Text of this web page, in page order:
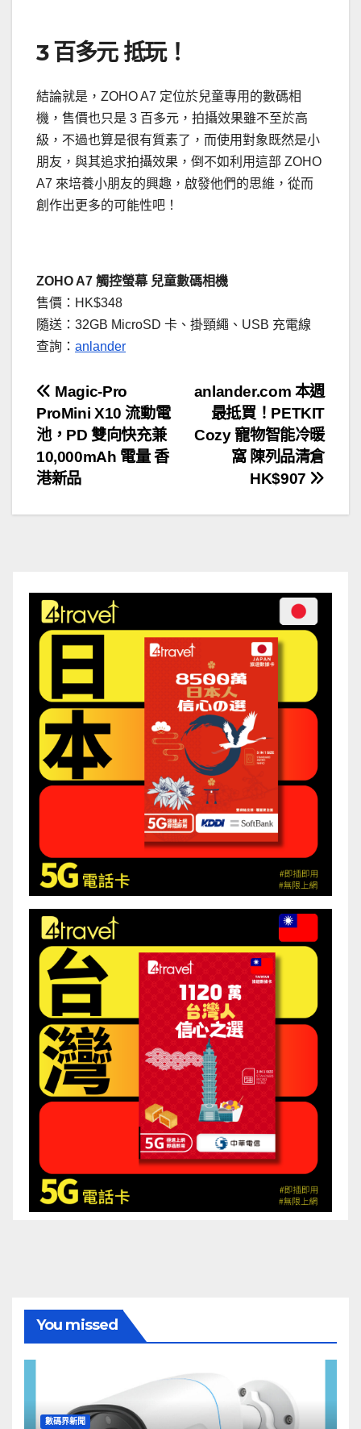
3 百多元 抵玩！
結論就是，ZOHO A7 定位於兒童專用的數碼相
機，售價也只是 3 百多元，拍攝效果雖不至於高
級，不過也算是很有質素了，而使用對象既然是小
朋友，與其追求拍攝效果，倒不如利用這部 ZOHO
A7 來培養小朋友的興趣，啟發他們的思維，從而
創作出更多的可能性吧！
ZOHO A7 觸控螢幕 兒童數碼相機
售價：HK$348
隨送：32GB MicroSD 卡、掛頸繩、USB 充電線
查詢： anlander
文
章
導
覽
anlander.com 本週
最抵買！PETKIT
Cozy 寵物智能冷暖
窩 陳列品清倉
HK$907
Magic-Pro
ProMini X10 流動電
池，PD 雙向快充兼
10,000mAh 電量 香
港新品
You missed
數碼界新聞